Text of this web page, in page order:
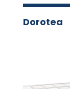
Dorotea